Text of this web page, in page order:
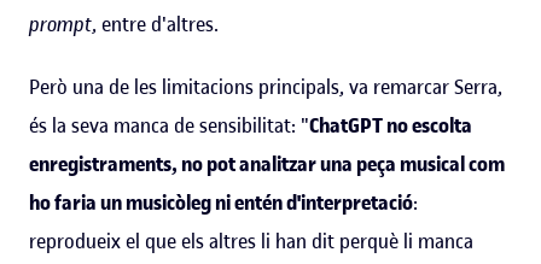
prompt, entre d'altres.
Però una de les limitacions principals, va remarcar Serra,
és la seva manca de sensibilitat: "ChatGPT no escolta
enregistraments, no pot analitzar una peça musical com
ho faria un musicòleg ni entén d'interpretació:
reprodueix el que els altres li han dit perquè li manca